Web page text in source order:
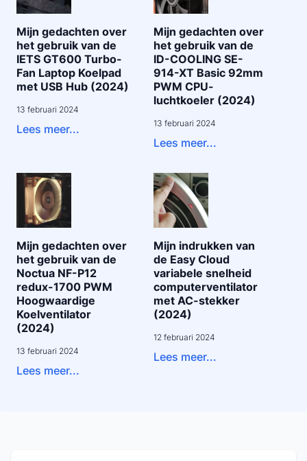
Mijn gedachten over
het gebruik van de
IETS GT600 Turbo-
Fan Laptop Koelpad
met USB Hub (2024)
13 februari 2024
Lees meer...
Mijn gedachten over
het gebruik van de
ID-COOLING SE-
914-XT Basic 92mm
PWM CPU-
luchtkoeler (2024)
13 februari 2024
Lees meer...
Mijn gedachten over
het gebruik van de
Noctua NF-P12
redux-1700 PWM
Hoogwaardige
Koelventilator
(2024)
13 februari 2024
Lees meer...
Mijn indrukken van
de Easy Cloud
variabele snelheid
computerventilator
met AC-stekker
(2024)
12 februari 2024
Lees meer...